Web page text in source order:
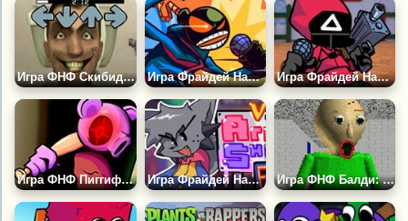
Игра ФНФ Скибиди Туалет Тейковер Игра Фрайдей Найт Фанкин: Уитти Игра Фрайдей Найт Фанкин: Игра в Кальмара
Игра ФНФ Пиггифилд: Роблокс Пигги Игра Фрайдей Найт Фанкин: Капи Игра ФНФ Балди: Вступление